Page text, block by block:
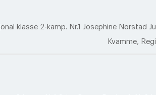
klasse 2-kamp. Nr.1 Josephine Norstad
Kvamme,